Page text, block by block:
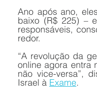
Ano após ano,
baixo (R$ 225) –
responsáveis,
redor.
“A revolução da
online agora entra
não vice-versa”,
Israel à Exame.